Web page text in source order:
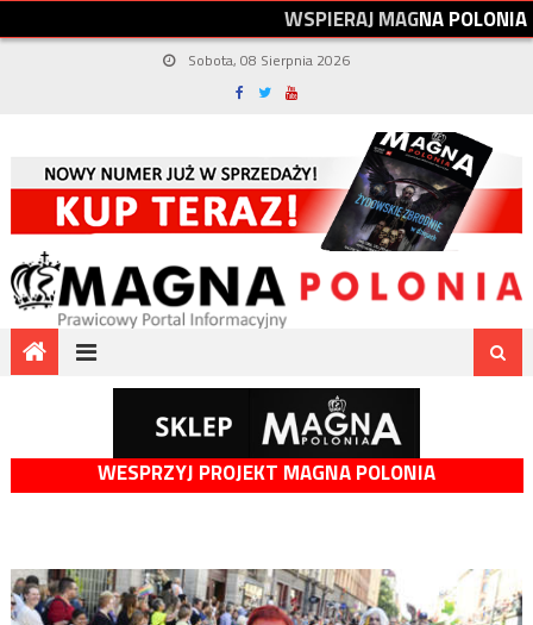
WSPIERAJMAGNAPOLONIA
Sobota, 08 Sierpnia 2026
WESPRZYJ PROJEKT MAGNA POLONIA